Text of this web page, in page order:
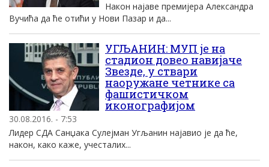
Након наjаве премиjера Aлександра
Вучића да ће отићи у Нови Пазар и да...
УГЉАНИН: МУП је на
стадион довео навијаче
Звезде, у ствари
наоружане четнике са
фашистичком
иконографијом
30.08.2016. - 7:53
Лидер СДA Санџака Сулеjман Угљанин наjавио jе да ће,
након, како каже, учесталих...